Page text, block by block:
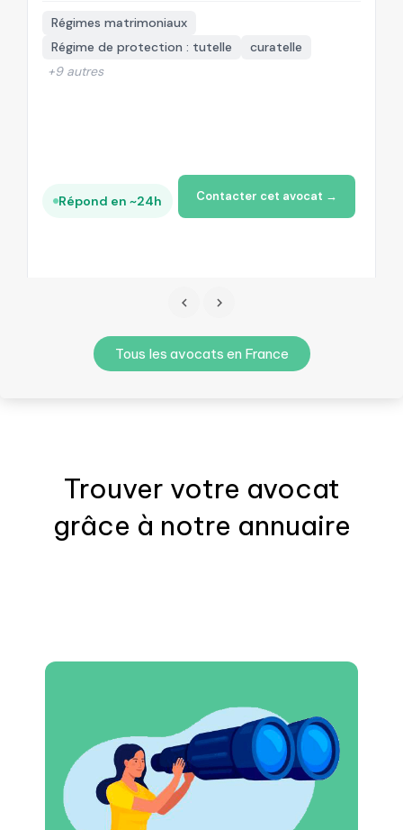
Régimes matrimoniaux
Régime de protection : tutelle
curatelle
+9 autres
Répond en ~24h Contacter cet avocat →
Tous les avocats en France
Trouver votre avocat
grâce à notre annuaire